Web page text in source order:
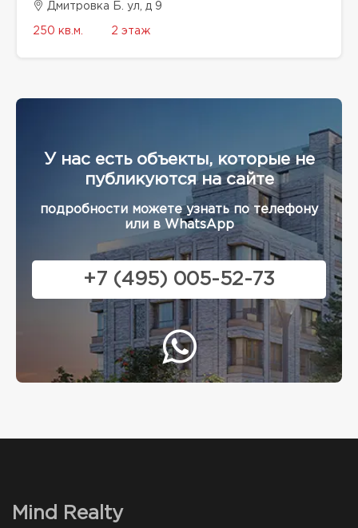
Дмитровка Б. ул, д 9
250 кв.м. 2 этаж
У нас есть объекты, которые не
публикуются на сайте
подробности можете узнать по телефону
или в WhatsApp
+7 (495) 005-52-73
Mind Realty